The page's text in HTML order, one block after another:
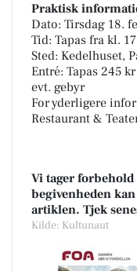
Praktisk
Dato: Tirsdag 18.
Tid: Tapas fra kl.
Sted: Kedelhuset,
Entré: Tapas 245
evt. gebyr
For yderligere
Restaurant &
Vi tager
begivenheden
artiklen. Tjek
Kilde: Kultunaut